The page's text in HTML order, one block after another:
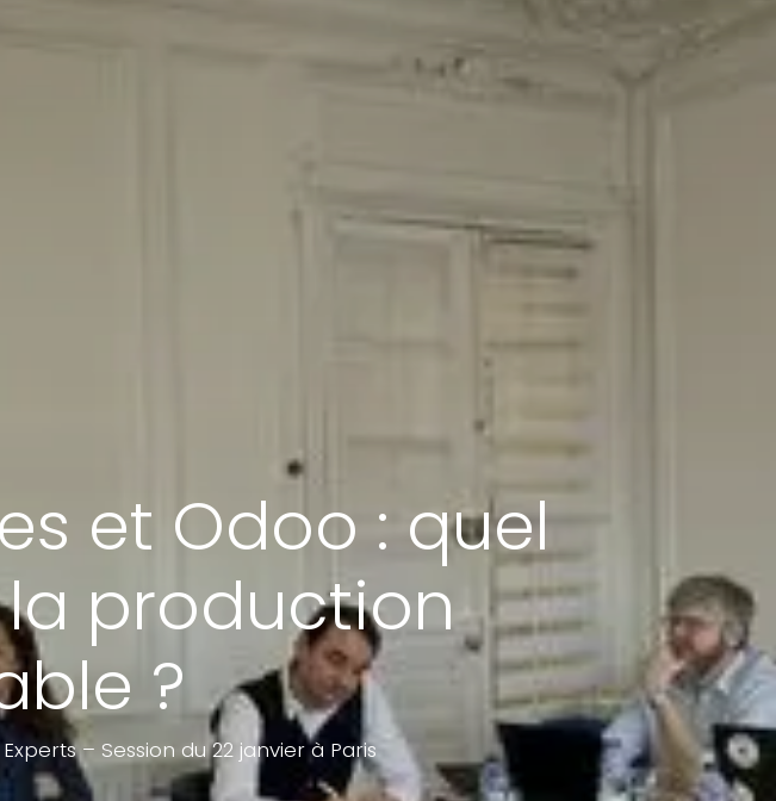
et Odoo : quel
production
?
– Session du 22 janvier à Paris